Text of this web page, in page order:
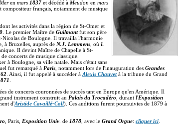
en mars 1837 et décédé à Meudon en mars
compositeur français, notamment de musique
dont les activités dans la région de St-Omer et
. Le premier Maître de Guilmantfut son père
Nicolas de Boulogne. Il travailla l'harmonie
à Bruxelles, auprès de N.J. Lemmens , où il
Il devint Maître de Chapelle à St-
concerts de musique classique.
à Boulogne, sa ville natale. Mais c'était sans
fut remarqué à Paris , notamment lors de l'inauguration des Grandes
. Ainsi, il fut appelé à succéder à Alexis Chauvetà la tribune du Grand
de concerts couronnées de succès tant en Europe qu'en Amérique. Il
instrument construit au Palais du Trocadéro , durant l'Exposition
d'Aristide Cavaillé-Coll). Ces auditions furent poursuivies de 1879 à
, Paris, Exposition Univ . de 1878 , avec le Grand Orgue: cliquer ici